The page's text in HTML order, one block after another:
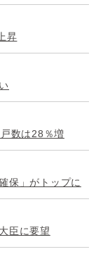
昇
数は28％増
保」がトップに
臣に要望